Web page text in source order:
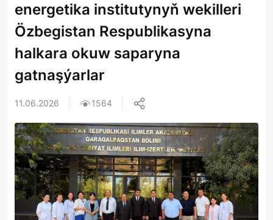
energetika institutynyň wekilleri
Özbegistan Respublikasyna
halkara okuw saparyna
gatnaşýarlar
11.06.2026 1564